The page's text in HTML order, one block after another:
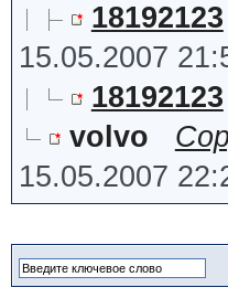
18192123
15.05.2007
18192123
volvo
15.05.2007